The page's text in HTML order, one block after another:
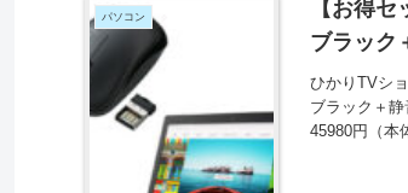
パソコン
【お得
ブラック
ひかりTVシ
ブラック＋
45980円（本